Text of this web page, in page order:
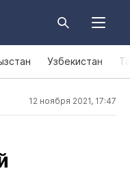
Узбекистан
12 ноября 2021, 17:47